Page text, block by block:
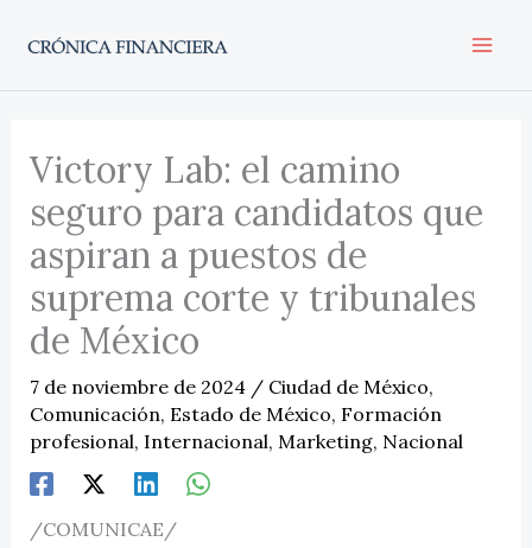
Victory Lab: el camino
seguro para candidatos que
aspiran a puestos de
suprema corte y tribunales
de México
7 de noviembre de 2024 / Ciudad de México,
Comunicación, Estado de México, Formación
profesional, Internacional, Marketing, Nacional
/COMUNICAE/